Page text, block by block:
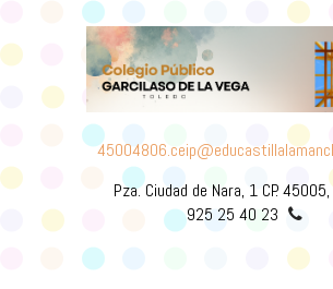
Pza. Ciudad de Nara, 1 CP.
925 25 40 23